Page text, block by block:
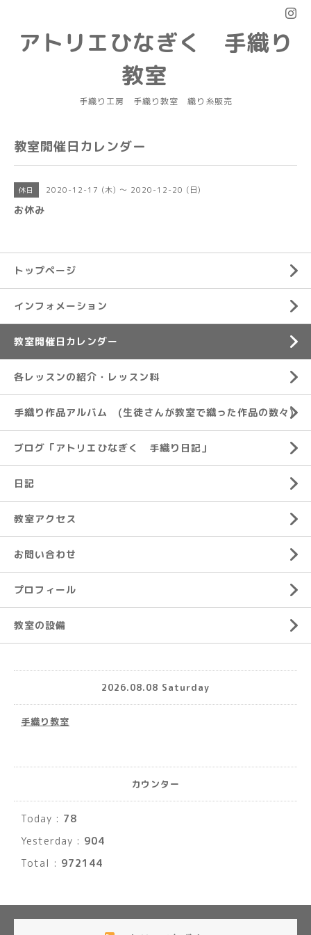
アトリエひなぎく 手織り
教室
手織り工房 手織り教室 織り糸販売
教室開催日カレンダー
休日 2020-12-17 (木) ～ 2020-12-20 (日)
お休み
トップページ
インフォメーション
教室開催日カレンダー
各レッスンの紹介・レッスン料
手織り作品アルバム (生徒さんが教室で織った作品の数々)
ブログ「アトリエひなぎく 手織り日記」
日記
教室アクセス
お問い合わせ
プロフィール
教室の設備
2026.08.08 Saturday
手織り教室
カウンター
Today : 78
Yesterday : 904
Total : 972144